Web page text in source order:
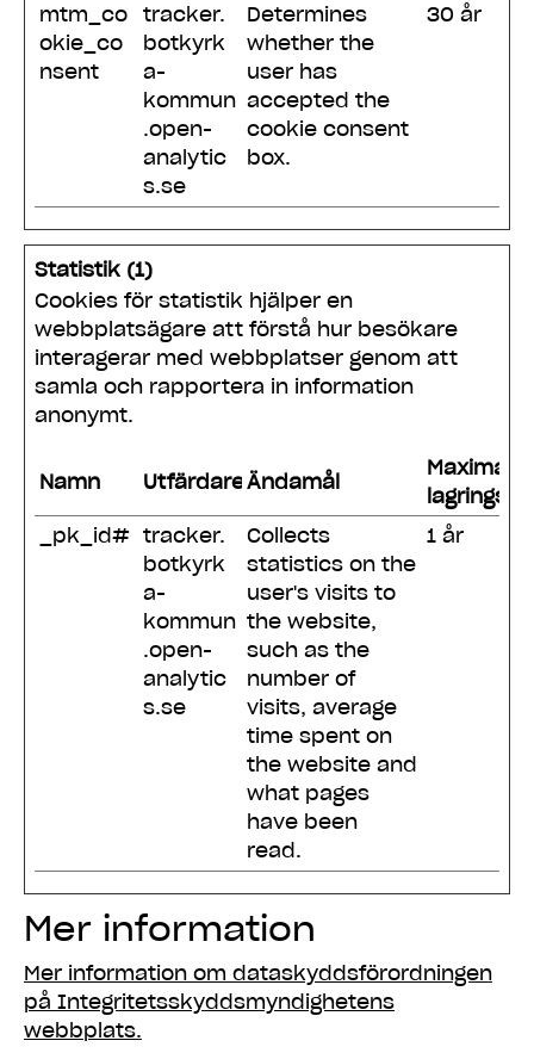
mtm_co
okie_co
nsent
tracker.
botkyrk
a-
kommun
.open-
analytic
s.se
Determines
whether the
user has
accepted the
cookie consent
box.
30 år
Statistik (1)
Cookies för statistik hjälper en
webbplatsägare att förstå hur besökare
interagerar med webbplatser genom att
samla och rapportera in information
anonymt.
Namn Utfärdare Ändamål
Maximal
lagringstid
_pk_id# tracker.
botkyrk
a-
kommun
.open-
analytic
s.se
Collects
statistics on the
user's visits to
the website,
such as the
number of
visits, average
time spent on
the website and
what pages
have been
read.
1 år
Mer information
Mer information om dataskyddsförordningen
på Integritetsskyddsmyndighetens
webbplats.